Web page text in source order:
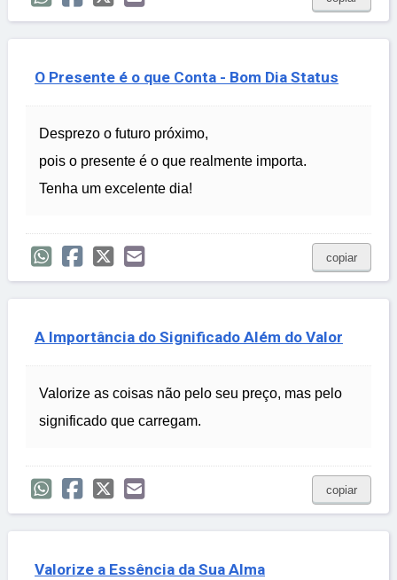
O Presente é o que Conta - Bom Dia Status
Desprezo o futuro próximo,
pois o presente é o que realmente importa.
Tenha um excelente dia!
copiar
A Importância do Significado Além do Valor
Valorize as coisas não pelo seu preço, mas pelo
significado que carregam.
copiar
Valorize a Essência da Sua Alma